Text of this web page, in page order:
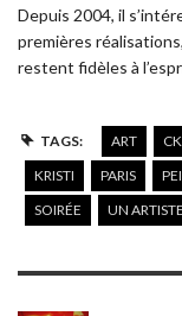
Depuis 2004, il
premières
restent fidèles à
TAGS: ART
KRISTI
PARIS
SOIRÉE
UN